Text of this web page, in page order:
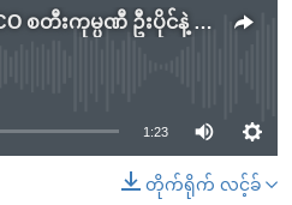
တောင်ကိုရီးယားက POSCO စတီးကုမ္ပဏီ ဦးပိုင်နဲ့ ဖက်စပ်လုပ်ငန်းတွေကို ပြန်သုံးသပ်နေ
currently available
1:23
တိုက်ရိုက် လင့်ခ်